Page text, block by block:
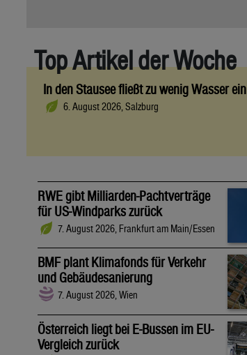
Top Artikel der Woche
In den Stausee fließt zu wenig Wasser ein
6. August 2026, Salzburg
RWE gibt Milliarden-Pachtverträge
für US-Windparks zurück
7. August 2026, Frankfurt am Main/Essen
BMF plant Klimafonds für Verkehr
und Gebäudesanierung
7. August 2026, Wien
Österreich liegt bei E-Bussen im EU-
Vergleich zurück